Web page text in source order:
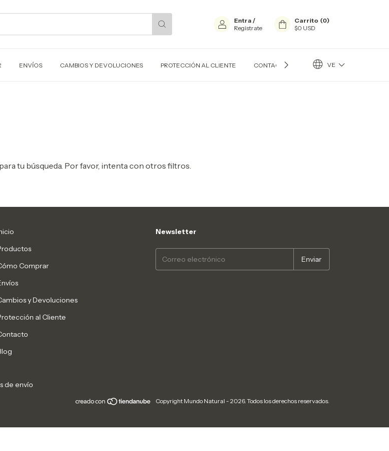
Entra /
Regístrate
Carrito (0)
$0 USD
ENVÍOS CAMBIOS Y DEVOLUCIONES PROTECCIÓN AL CLIENTE CONTACTO BLOG VE
tu búsqueda. Por favor, intenta con otros filtros.
Comprar
y Devoluciones
al Cliente
Newsletter
de envío
Copyright Mundo Natural - 2026. Todos los derechos reservados.